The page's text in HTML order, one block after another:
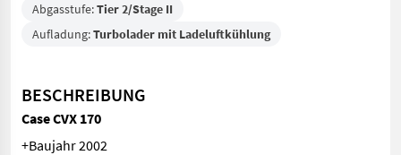
Abgasstufe:Tier 2/Stage II
Aufladung:Turbolader mit Ladeluftkühlung
BESCHREIBUNG
Case CVX 170
+Baujahr 2002